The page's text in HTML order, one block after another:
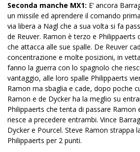
Seconda manche MX1: E’ ancora
un missile ed aprendere il comando
via libera a Nagl che a sua volta si fa
de Reuver. Ramon è terzo e Philippaerts
che attacca alle sue spalle. De Reuver
concentrazione e molte posizioni, in
fanno la guerra con lo spagnolo che
vantaggio, alle loro spalle Philippaerts
Ramon ma sbaglia e cade, dopo poche
Ramon e de Dycker ha la meglio su
Philippaerts che tenta di passare Ramon
riesce a precedere entrambi. Vince
Dycker e Pourcel. Steve Ramon strappa
Philippaerts per 2 punti.